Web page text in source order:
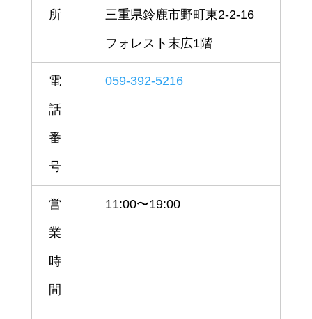
所 三重県鈴鹿市野町東2-2-16
フォレスト末広1階
電
話
番
号
059-392-5216
営
業
時
間
11:00〜19:00